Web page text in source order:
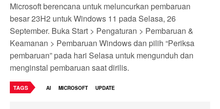
Microsoft berencana untuk meluncurkan pembaruan
besar 23H2 untuk Windows 11 pada Selasa, 26
September. Buka Start > Pengaturan > Pembaruan &
Keamanan > Pembaruan Windows dan pilih “Periksa
pembaruan” pada hari Selasa untuk mengunduh dan
menginstal pembaruan saat dirilis.
TAGS AI MICROSOFT UPDATE